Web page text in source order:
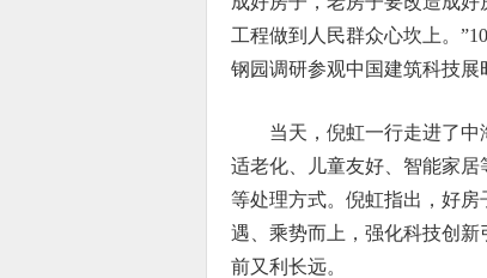
工程做到人民群众心坎上。
钢园调研参观中国建筑科技展
当天，倪虹一行走进了
适老化、儿童友好、智能家
等处理方式。倪虹指出，好
遇、乘势而上，强化科技创
前又利长远。